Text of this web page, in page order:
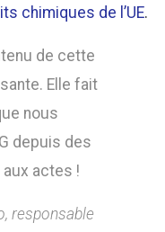
chimiques de l’UE.
de cette
Elle fait
nous
depuis des
aux actes !
responsable